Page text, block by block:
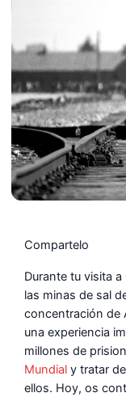
Compartelo
Durante tu visita
las minas de sal
concentración de
una experiencia
millones de
Mundial y tratar
ellos. Hoy, os